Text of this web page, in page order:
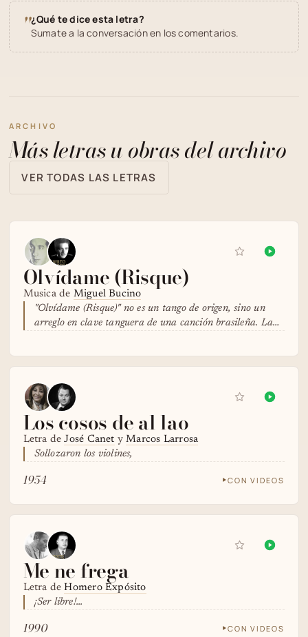
"¿Qué te dice esta letra?
Sumate a la conversación en los comentarios.
ARCHIVO
Más letras u obras del archivo
VER TODAS LAS LETRAS
Olvídame (Risque)
Musica de Miguel Bucino
"Olvídame (Risque)" no es un tango de origen, sino un
arreglo en clave tanguera de una canción brasileña. La…
Los cosos de al lao
Letra deJosé Canet yMarcos Larrosa
Sollozaron los violines,
1954 CON VIDEOS
Me ne frega
Letra deHomero Expósito
¡Ser libre!...
1990 CON VIDEOS